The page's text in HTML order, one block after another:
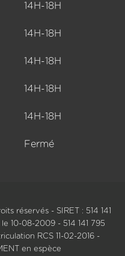
14H-18H
14H-18H
14H-18H
14H-18H
14H-18H
Fermé
réservés - SIRET : 514 141
10-08-2009 - 514 141 795
RCS 11-02-2016 -
en espèce